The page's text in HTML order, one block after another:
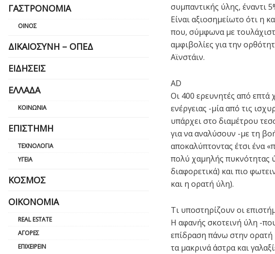
συμπαντικής ύλης, έναντι
Είναι αξιοσημείωτο ότι η
που, σύμφωνα με
αμφιβολίες για την
Αϊνστάιν.
AD
Οι 400 ερευνητές από
ενέργειας -μία από τις
υπάρχει στο διαμέτρου
για να αναλύσουν -με τη
αποκαλύπτοντας έτσι ένα
πολύ χαμηλής πυκνότητας
διαφορετικά) και πιο
και η ορατή ύλη).
Τι υποστηρίζουν οι
Η αφανής σκοτεινή ύλη -
επίδραση πάνω στην
τα μακρινά άστρα και
ΓΑΣΤΡΟΝΟΜΊΑ
ΟΊΝΟΣ
ΔΙΚΑΙΟΣΎΝΗ – ΟΠΕΔ
ΕΙΔΉΣΕΙΣ
ΕΛΛΆΔΑ
ΚΟΙΝΩΝΊΑ
ΕΠΙΣΤΉΜΗ
ΤΕΧΝΟΛΟΓΊΑ
ΥΓΕΊΑ
ΚΌΣΜΟΣ
ΟΙΚΟΝΟΜΊΑ
REAL ESTATE
ΑΓΟΡΈΣ
ΕΠΙΧΕΙΡΕΊΝ